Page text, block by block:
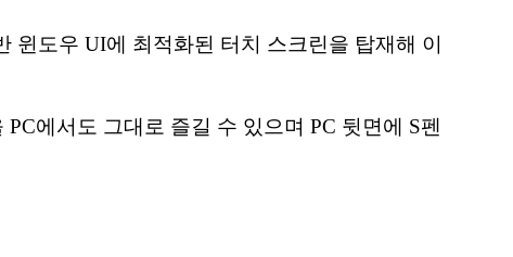
윈도우 UI에 최적화된 터치 스크린을 탑재해 이
에서도 그대로 즐길 수 있으며 PC 뒷면에 S펜